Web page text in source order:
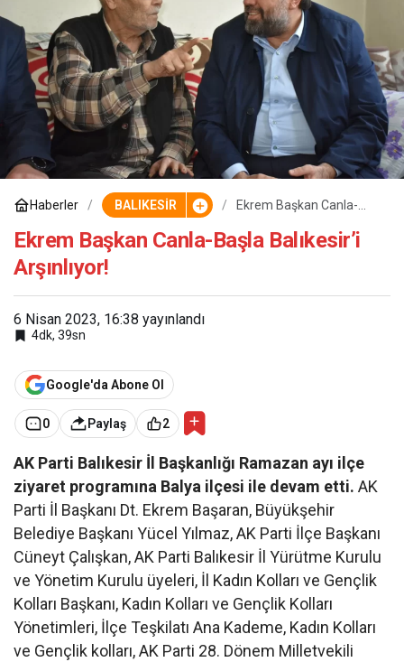
Haberler BALIKESİR
Ekrem Başkan Canla-
Arşınlıyor!
Ekrem Başkan Canla-Başla Balıkesir’i
Arşınlıyor!
6 Nisan 2023, 16:38 yayınlandı
4dk, 39sn
Google'da Abone Ol
0 Paylaş 2
AK Parti Balıkesir İl Başkanlığı Ramazan ayı ilçe
ziyaret programına Balya ilçesi ile devam etti. AK
Parti İl Başkanı Dt. Ekrem Başaran, Büyükşehir
Belediye Başkanı Yücel Yılmaz, AK Parti İlçe Başkanı
Cüneyt Çalışkan, AK Parti Balıkesir İl Yürütme Kurulu
ve Yönetim Kurulu üyeleri, İl Kadın Kolları ve Gençlik
Kolları Başkanı, Kadın Kolları ve Gençlik Kolları
Yönetimleri, İlçe Teşkilatı Ana Kademe, Kadın Kolları
ve Gençlik kolları, AK Parti 28. Dönem Milletvekili